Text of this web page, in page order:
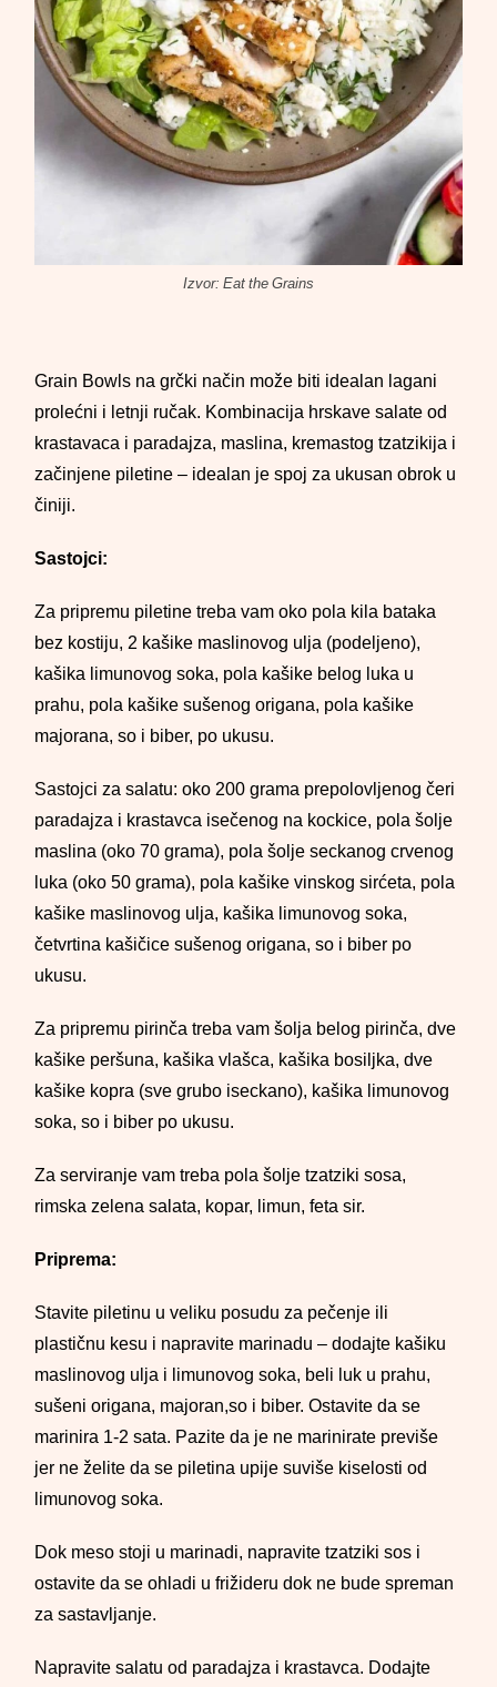
Izvor: Eat the Grains
Grain Bowls na grčki način može biti idealan lagani
prolećni i letnji ručak. Kombinacija hrskave salate od
krastavaca i paradajza, maslina, kremastog tzatzikija i
začinjene piletine – idealan je spoj za ukusan obrok u
činiji.
Sastojci:
Za pripremu piletine treba vam oko pola kila bataka
bez kostiju, 2 kašike maslinovog ulja (podeljeno),
kašika limunovog soka, pola kašike belog luka u
prahu, pola kašike sušenog origana, pola kašike
majorana, so i biber, po ukusu.
Sastojci za salatu: oko 200 grama prepolovljenog čeri
paradajza i krastavca isečenog na kockice, pola šolje
maslina (oko 70 grama), pola šolje seckanog crvenog
luka (oko 50 grama), pola kašike vinskog sirćeta, pola
kašike maslinovog ulja, kašika limunovog soka,
četvrtina kašičice sušenog origana, so i biber po
ukusu.
Za pripremu pirinča treba vam šolja belog pirinča, dve
kašike peršuna, kašika vlašca, kašika bosiljka, dve
kašike kopra (sve grubo iseckano), kašika limunovog
soka, so i biber po ukusu.
Za serviranje vam treba pola šolje tzatziki sosa,
rimska zelena salata, kopar, limun, feta sir.
Priprema:
Stavite piletinu u veliku posudu za pečenje ili
plastičnu kesu i napravite marinadu – dodajte kašiku
maslinovog ulja i limunovog soka, beli luk u prahu,
sušeni origana, majoran,so i biber. Ostavite da se
marinira 1-2 sata. Pazite da je ne marinirate previše
jer ne želite da se piletina upije suviše kiselosti od
limunovog soka.
Dok meso stoji u marinadi, napravite tzatziki sos i
ostavite da se ohladi u frižideru dok ne bude spreman
za sastavljanje.
Napravite salatu od paradajza i krastavca. Dodajte